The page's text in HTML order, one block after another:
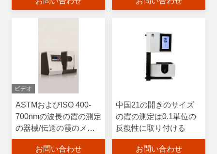
ビデオ
ASTMおよびISO 400-
700nmの波長の霞の測定
の器械/伝送の霞のメー
トル
お問い合わせ
中国21の開きのサイズ
の霞の測定は0.1単位の
反復性に取り付ける
お問い合わせ